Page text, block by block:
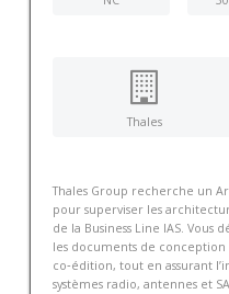
Thales
Thales Group recherche un
pour superviser les
de la Business Line IAS.
les documents de
co‑édition, tout en assurant
systèmes radio, antennes et